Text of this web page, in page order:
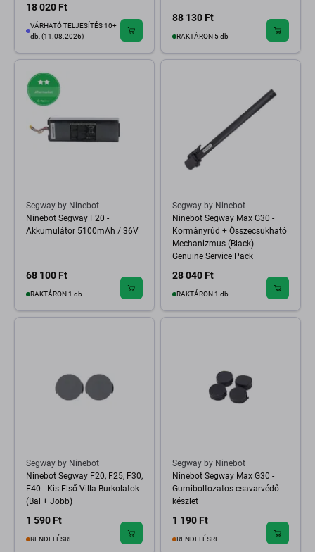
18 020 Ft
VÁRHATÓ TELJESÍTÉS 10+
db, (11.08.2026)
88 130 Ft
RAKTÁRON 5 db
Segway by Ninebot
Ninebot Segway F20 -
Akkumulátor 5100mAh / 36V
68 100 Ft
RAKTÁRON 1 db
Segway by Ninebot
Ninebot Segway Max G30 -
Kormányrúd + Összecsukható
Mechanizmus (Black) -
Genuine Service Pack
28 040 Ft
RAKTÁRON 1 db
Segway by Ninebot
Ninebot Segway F20, F25, F30,
F40 - Kis Első Villa Burkolatok
(Bal + Jobb)
1 590 Ft
RENDELÉSRE
Segway by Ninebot
Ninebot Segway Max G30 -
Gumiboltozatos csavarvédő
készlet
1 190 Ft
RENDELÉSRE